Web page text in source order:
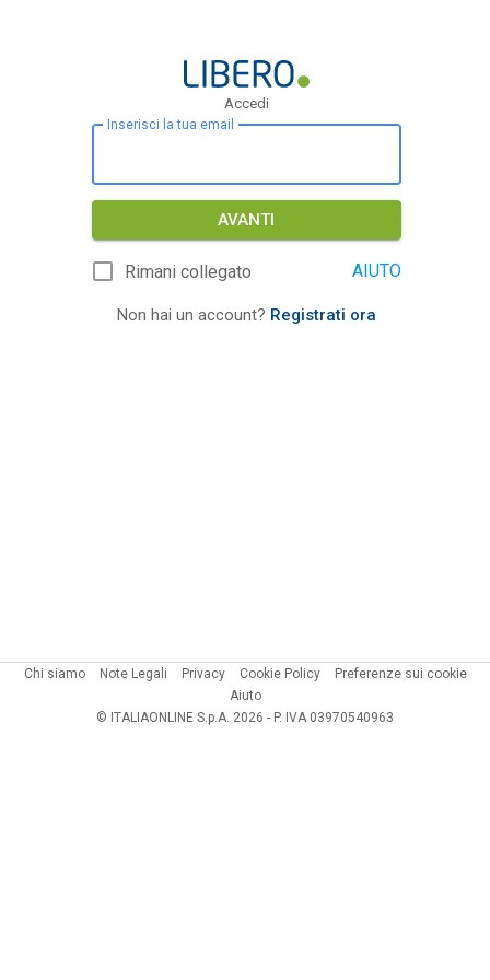
Accedi
Inserisci la tua email
AVANTI
Rimani collegato AIUTO
Non hai un account? Registrati ora
Chi siamo Note Legali Privacy Cookie Policy
Preferenze sui cookie
Aiuto
© ITALIAONLINE S.p.A. 2026 - P. IVA 03970540963